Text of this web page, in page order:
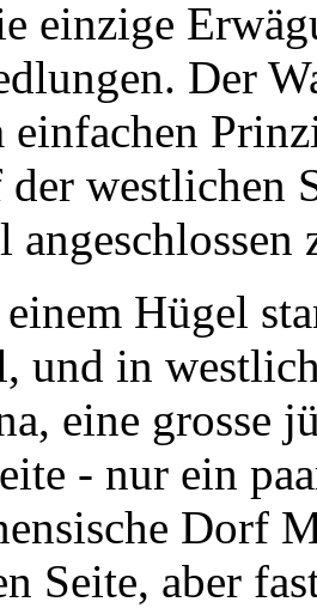
einzige
Der
einfachen
der westlichen
angeschlossen
Hügel
und in
eine grosse
- nur ein
Dorf
Seite, aber